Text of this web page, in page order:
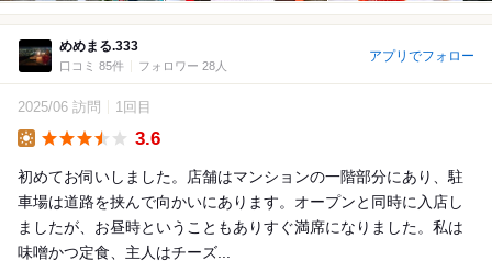
めめまる.333
口コミ 85件 フォロワー 28人
アプリでフォロー
2025/06 訪問 1回目
3.6
初めてお伺いしました。店舗はマンションの一階部分にあり、駐
車場は道路を挟んで向かいにあります。オープンと同時に入店し
ましたが、お昼時ということもありすぐ満席になりました。私は
味噌かつ定食、主人はチーズ...